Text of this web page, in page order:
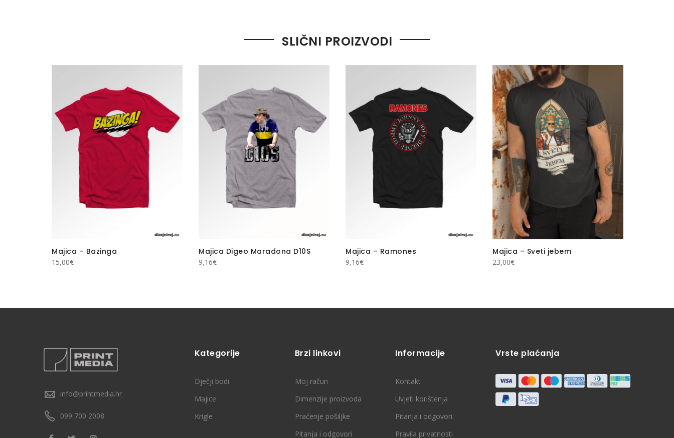
SLIČNI PROIZVODI
Majica – Bazinga
15,00€
Majica Digeo Maradona D10S
9,16€
Majica – Ramones
9,16€
Majica – Sveti jebem
23,00€
info@printmedia.hr
099 700 2008
Kategorije
Dječji bodi
Majice
Krigle
Brzi linkovi
Moj račun
Dimenzije proizvoda
Praćenje pošiljke
Pitanja i odgovori
Informacije
Kontakt
Uvjeti korištenja
Pitanja i odgovori
Pravila privatnosti
Vrste plaćanja